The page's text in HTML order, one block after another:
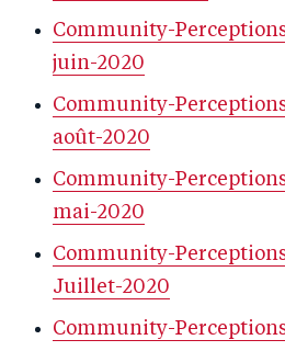
Community-
juin-2020
Community-
août-2020
Community-
mai-2020
Community-
Juillet-2020
Community-